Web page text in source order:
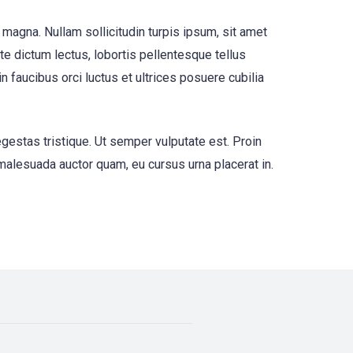
Nullam sollicitudin turpis ipsum, sit amet
dictum lectus, lobortis pellentesque tellus
faucibus orci luctus et ultrices posuere cubilia
tristique. Ut semper vulputate est. Proin
auctor quam, eu cursus urna placerat in.